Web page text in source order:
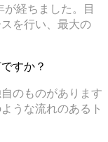
経ちました。目
を行い、最大の
すか？
のものがあります
うな流れのあるト